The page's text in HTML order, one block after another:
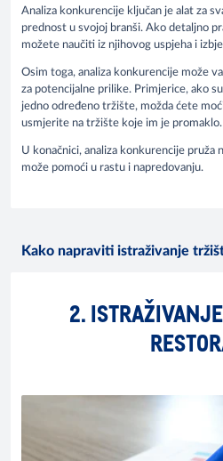
Analiza konkurencije ključan je alat za
prednost u svojoj branši. Ako detaljno
možete naučiti iz njihovog uspjeha i
Osim toga, analiza konkurencije može
za potencijalne prilike. Primjerice, ako
jedno određeno tržište, možda ćete
usmjerite na tržište koje im je promaklo.
U konačnici, analiza konkurencije pruža
može pomoći u rastu i napredovanju.
Kako napraviti istraživanje
2.